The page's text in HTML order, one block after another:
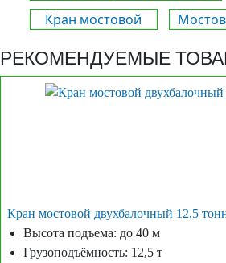
Кран мостовой
РЕКОМЕНДУЕМЫЕ
Кран мостовой двухбалочный 12,5
Высота подъема: до 40 м
Грузоподъёмность: 12,5 т